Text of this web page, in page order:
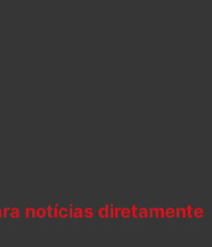
notícias diretamente